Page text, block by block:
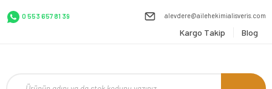
0 553 657 81 39 alevdere@ailehekimialisveris.com
Kargo Takip Blog